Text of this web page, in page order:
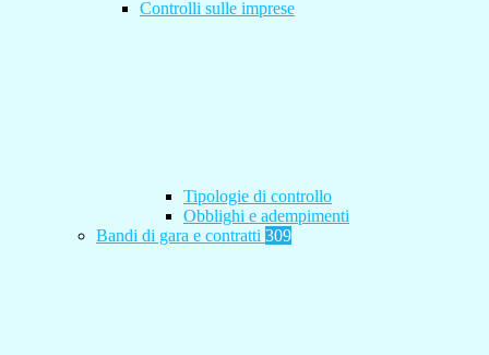
Controlli sulle imprese
Tipologie di controllo
Obblighi e adempimenti
Bandi di gara e contratti 309